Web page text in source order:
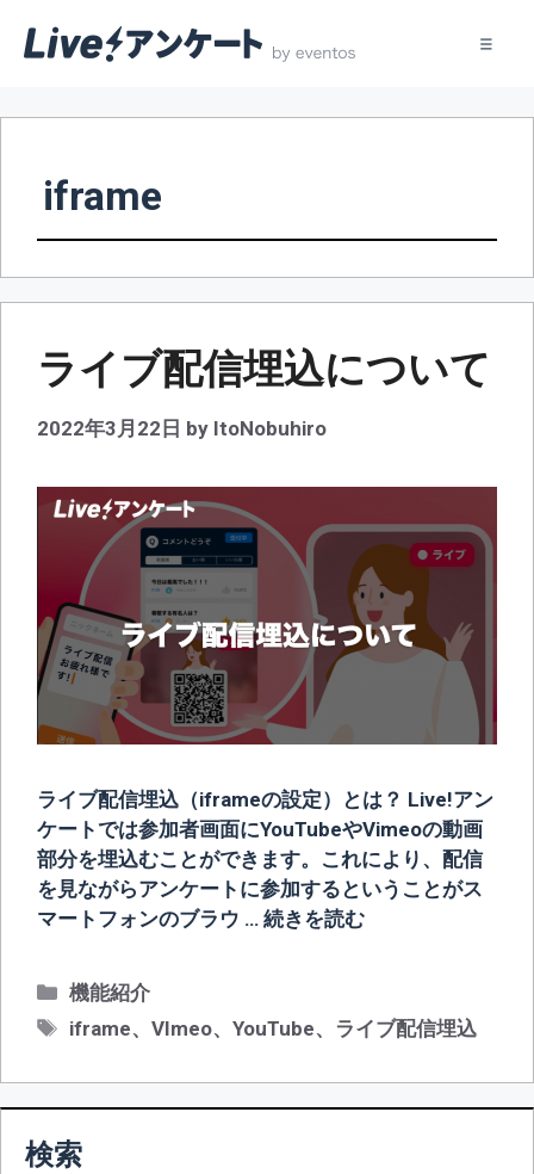
ス
iframe
ライブ配信埋込について
2022年3月22日 by ItoNobuhiro
ライブ配信埋込（iframeの設定）とは？ Live!アン
ケートでは参加者画面にYouTubeやVimeoの動画
部分を埋込むことができます。これにより、配信
を見ながらアンケートに参加するということがス
マートフォンのブラウ … 続きを読む
カ
テ
リ
ー
機能紹介
タ
iframe、VImeo、YouTube、 ライブ配信埋込
検索